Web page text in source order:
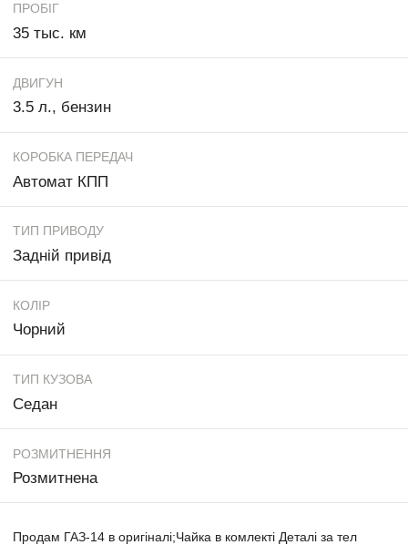
ПРОБІГ
35 тыс. км
ДВИГУН
3.5 л., бензин
КОРОБКА ПЕРЕДАЧ
Автомат КПП
ТИП ПРИВОДУ
Задній привід
КОЛІР
Чорний
ТИП КУЗОВА
Седан
РОЗМИТНЕННЯ
Розмитнена
Продам ГАЗ-14 в оригіналі;Чайка в комлекті Деталі за тел